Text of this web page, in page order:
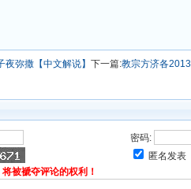
弥撒【中文解说】 下一篇:教宗方济各
密码:
匿名发表
被褫夺评论的权利！